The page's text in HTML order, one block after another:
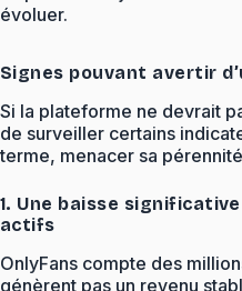
évoluer.
Signes pouvant avertir
Si la plateforme ne devrait
de surveiller certains
terme, menacer sa
1. Une baisse
actifs
OnlyFans compte des
génèrent pas un revenu